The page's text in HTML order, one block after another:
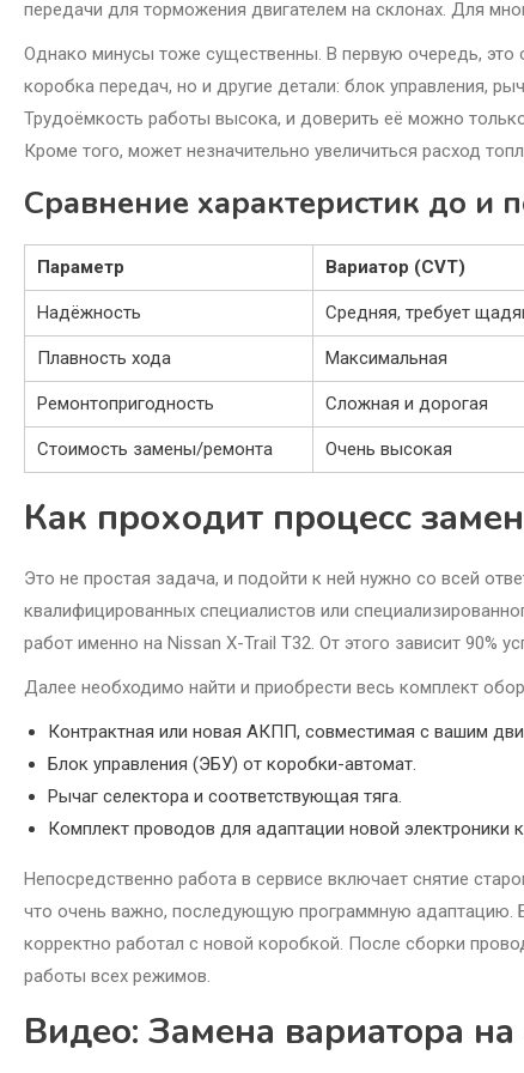
передачи для торможения двигателем на склонах. Для
Однако минусы тоже существенны. В первую очередь, это
коробка передач, но и другие детали: блок управления,
Трудоёмкость работы высока, и доверить её можно
Кроме того, может незначительно увеличиться расход
Сравнение характеристик до и
Параметр Вариатор (CVT)
Надёжность Средняя, требует
Плавность хода Максимальная
Ремонтопригодность Сложная и дорогая
Стоимость замены/ремонта Очень высокая
Как проходит процесс
Это не простая задача, и подойти к ней нужно со всей
квалифицированных специалистов или
работ именно на Nissan X-Trail T32. От этого зависит 90%
Далее необходимо найти и приобрести весь комплект
Контрактная или новая АКПП, совместимая с вашим
Блок управления (ЭБУ) от коробки-автомат.
Рычаг селектора и соответствующая тяга.
Комплект проводов для адаптации новой электроники
Непосредственно работа в сервисе включает снятие
что очень важно, последующую программную адаптацию.
корректно работал с новой коробкой. После сборки
работы всех режимов.
Видео: Замена вариатора